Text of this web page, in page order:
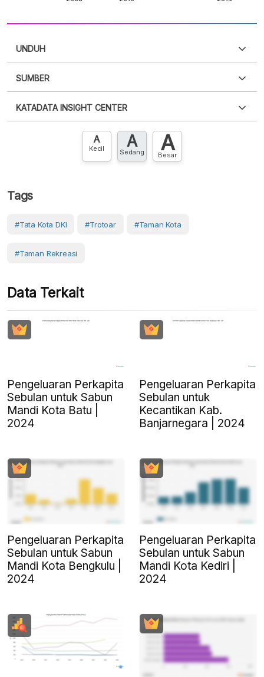
UNDUH
XLS
SUMBER
punya akun?Silakan Daftar sekarang
KATADATA INSIGHT CENTER
Hubungi sekarang »
A
Kecil A
Sedang A
Besar
Tags
#Tata Kota DKI #Trotoar #Taman Kota
#Taman Rekreasi
Data Terkait
Pengeluaran Perkapita
Sebulan untuk Sabun
Mandi Kota Batu |
2024
Pengeluaran Perkapita
Sebulan untuk
Kecantikan Kab.
Banjarnegara | 2024
Pengeluaran Perkapita
Sebulan untuk Sabun
Mandi Kota Bengkulu |
2024
Pengeluaran Perkapita
Sebulan untuk Sabun
Mandi Kota Kediri |
2024